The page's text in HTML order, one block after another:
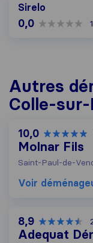
Sirelo
0,0 1
Autres
Colle-sur-
10,0
Molnar Fils
Saint-Paul-de-
Voir
8,9
Adequat